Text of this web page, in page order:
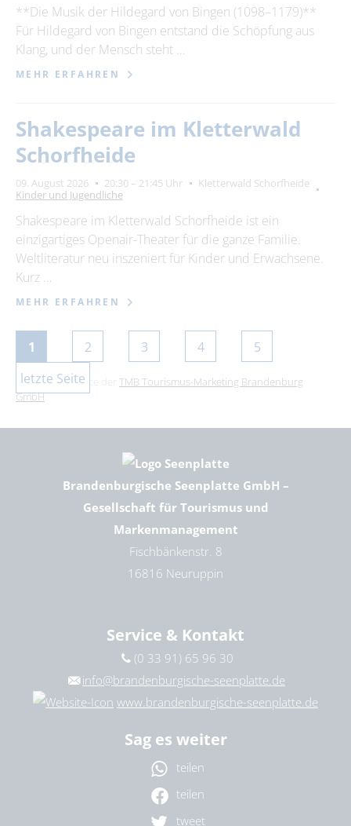
**Die Musik der Hildegard von Bingen (1098–1179)**
Für Hildegard von Bingen entstand die Schöpfung aus
Klang, und der Mensch steht …
MEHR ERFAHREN
Shakespeare im Kletterwald
Schorfheide
09. August 2026 20:30 – 21:45 Uhr
Kletterwald Schorfheide
Kinder und Jugendliche
Shakespeare im Kletterwald Schorfheide ist ein
einzigartiges Openair-Theater für die ganze Familie.
Weltliteratur neu inszeniert für Kinder und Erwachsene.
Kurz …
MEHR ERFAHREN
1 2 3 4
5
letzte Seite
Dies ist ein Service der TMB Tourismus-Marketing Brandenburg
GmbH.
Brandenburgische Seenplatte GmbH –
Gesellschaft für Tourismus und
Markenmanagement
Fischbänkenstr. 8
16816 Neuruppin
Service & Kontakt
(0 33 91) 65 96 30
info@brandenburgische-seenplatte.de
www.brandenburgische-seenplatte.de
Sag es weiter
teilen
teilen
tweet